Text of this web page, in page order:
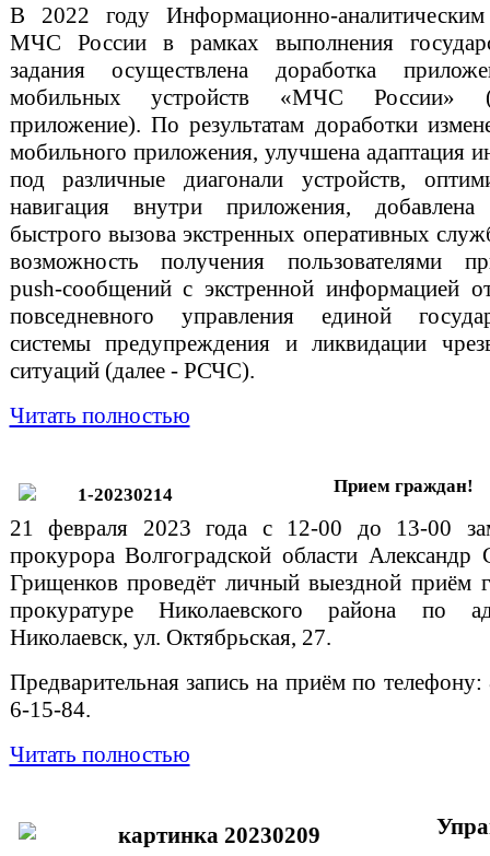
В 2022 году Информационно-
МЧС России в рамках выполнения
задания осуществлена доработка
мобильных устройств «МЧС России»
приложение). По результатам доработки
мобильного приложения, улучшена адаптация
под различные диагонали устройств,
навигация внутри приложения,
быстрого вызова экстренных оперативных
возможность получения пользователями
push-сообщений с экстренной информацией
повседневного управления единой
системы предупреждения и ликвидации
ситуаций (далее - РСЧС).
Читать полностью
Прием граждан!
21 февраля 2023 года с 12-00 до 13-00
прокурора Волгоградской области Александр
Грищенков проведёт личный выездной приём
прокуратуре Николаевского района по
Николаевск, ул. Октябрьская, 27.
Предварительная запись на приём по
6-15-84.
Читать полностью